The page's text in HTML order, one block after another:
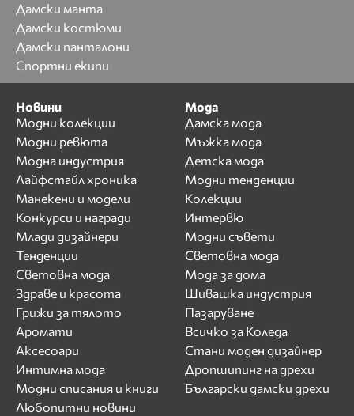
Дамски манта
Дамски костюми
Дамски панталони
Спортни екипи
Новини
Модни колекции
Модни ревюта
Модна индустрия
Лайфстайл хроника
Манекени и модели
Конкурси и награди
Млади дизайнери
Тенденции
Световна мода
Здраве и красота
Грижи за тялото
Аромати
Аксесоари
Интимна мода
Модни списания и книги
Любопитни новини
Мода
Дамска мода
Мъжка мода
Детска мода
Модни тенденции
Колекции
Интервю
Модни съвети
Световна мода
Мода за дома
Шивашка индустрия
Пазаруване
Всичко за Коледа
Стани моден дизайнер
Дропшипинг на дрехи
Български дамски дрехи